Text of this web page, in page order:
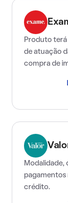
Produto
de atuação
compra de
Modalidade,
pagamentos
crédito.